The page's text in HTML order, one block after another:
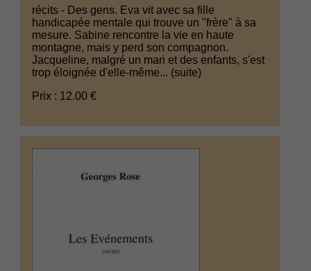
récits - Des gens. Eva vit avec sa fille
handicapée mentale qui trouve un "frère" à sa
mesure. Sabine rencontre la vie en haute
montagne, mais y perd son compagnon.
Jacqueline, malgré un mari et des enfants, s'est
trop éloignée d'elle-même... (suite)
Prix : 12.00 €